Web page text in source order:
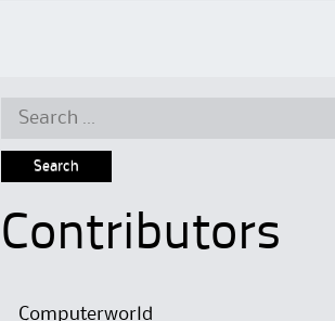
Search
Contributors
Computerworld